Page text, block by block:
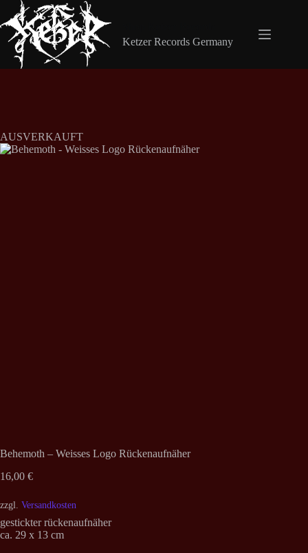
Inhalt
springen
Ketzer Records Germany
AUSVERKAUFT
Behemoth – Weisses Logo Rückenaufnäher
16,00 €
zzgl. Versandkosten
gestickter rückenaufnäher
ca. 29 x 13 cm